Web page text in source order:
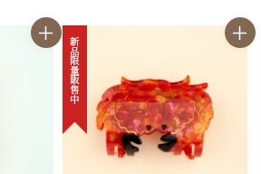
新品限量販售中